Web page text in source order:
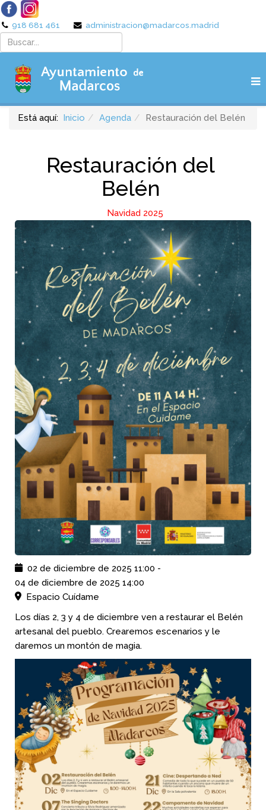
918 681 461 administracion@madarcos.madrid
Está aquí: Inicio Agenda Restauración del Belén
Restauración del
Belén
Navidad 2025
02 de diciembre de 2025 11:00 -
04 de diciembre de 2025 14:00
Espacio Cuídame
Los días 2, 3 y 4 de diciembre ven a restaurar el Belén
artesanal del pueblo. Crearemos escenarios y le
daremos un montón de magia.